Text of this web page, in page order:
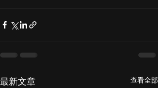
最新文章 查看全部